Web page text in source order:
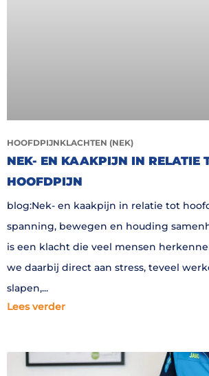
HOOFDPIJNKLACHTEN (NEK)
NEK- EN KAAKPIJN IN RELATIE
HOOFDPIJN
blog:Nek- en kaakpijn in relatie tot
spanning, bewegen en houding
is een klacht die veel mensen
we daarbij direct aan stress, teveel
slapen,
Lees verder